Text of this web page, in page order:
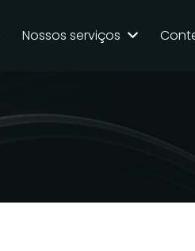
Nossos serviços